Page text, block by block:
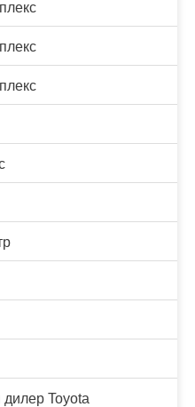
Toyota